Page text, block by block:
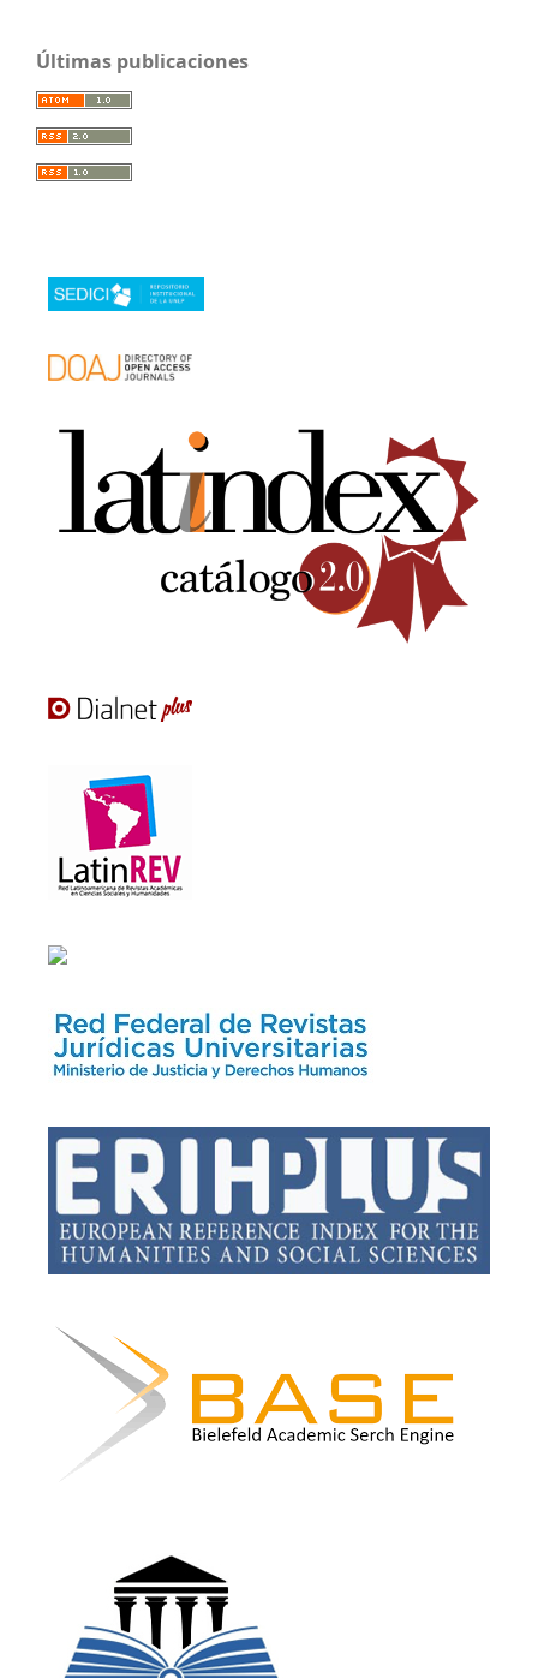
Últimas publicaciones